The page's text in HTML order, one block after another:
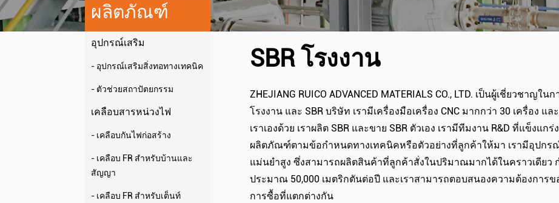
ผลิตภัณฑ์
อุปกรณ์เสริม
- อุปกรณ์เสริมสิ่งทอทางเทคนิค
- ตัวช่วยสถาปัตยกรรม
เคลือบสารหน่วงไฟ
- เคลือบกันไฟก่อสร้าง
- เคลือบ FR สำหรับบ้านและ
สัญญา
- เคลือบ FR สำหรับเต็นท์
SBR โรงงาน
ZHEJIANG RUICO ADVANCED MATERIALS CO., LTD. เป็นผู้เชี่ยวชาญ
โรงงานและ SBR บริษัท เรามีเครื่องมือเครื่อง CNC มากกว่า 30 เครื่อง แ
เราเองด้วย เราผลิต SBRและขาย SBRตัวเอง เรามีทีมงาน R&D ที่แข็งแก
ผลิตภัณฑ์ตามข้อกำหนดทางเทคนิคหรือตัวอย่างที่ลูกค้าให้มา เรามีอุปก
แม่นยำสูง ซึ่งสามารถผลิตสินค้าที่ลูกค้าสั่งในปริมาณมากได้ในคราวเดียว
ประมาณ 50,000 เมตริกตันต่อปี และเราสามารถตอบสนองความต้องกา
การซื้อที่แตกต่างกัน